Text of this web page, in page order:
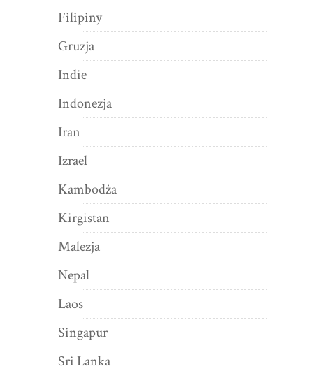
Filipiny
Gruzja
Indie
Indonezja
Iran
Izrael
Kambodża
Kirgistan
Malezja
Nepal
Laos
Singapur
Sri Lanka